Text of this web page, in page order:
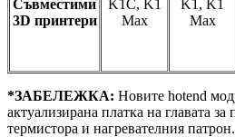
Съвместими
3D принтери
K1C, K1
Max
K1, K1
Max
*ЗАБЕЛЕЖКА: Новите hotend
актуализирана платка на главата за
термистора и нагревателния патрон.